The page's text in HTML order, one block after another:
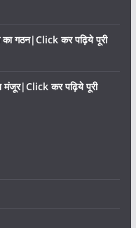
गठन|Click कर पढ़िये पूरी
मंजूर|Click कर पढ़िये पूरी